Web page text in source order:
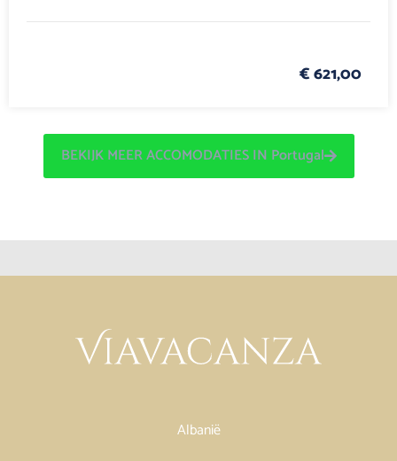
€ 621,00
BEKIJK MEER ACCOMODATIES IN Portugal
Albanië